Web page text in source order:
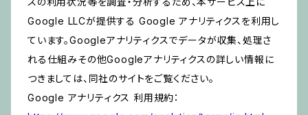
Google LLCが提供する Google アナリティクスを利用し
ています。Googleアナリティクスでデータが収集、処理さ
れる仕組みその他Googleアナリティクスの詳しい情報に
つきましては、同社のサイトをご覧ください。
Google アナリティクス 利用規約：